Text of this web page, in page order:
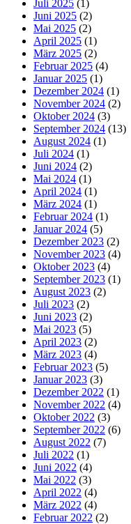
Juli 2025 (1)
Juni 2025 (2)
Mai 2025 (2)
April 2025 (1)
März 2025 (2)
Februar 2025 (4)
Januar 2025 (1)
Dezember 2024 (1)
November 2024 (2)
Oktober 2024 (3)
September 2024 (13)
August 2024 (1)
Juli 2024 (1)
Juni 2024 (2)
Mai 2024 (1)
April 2024 (1)
März 2024 (1)
Februar 2024 (1)
Januar 2024 (5)
Dezember 2023 (2)
November 2023 (4)
Oktober 2023 (4)
September 2023 (1)
August 2023 (2)
Juli 2023 (2)
Juni 2023 (2)
Mai 2023 (5)
April 2023 (2)
März 2023 (4)
Februar 2023 (5)
Januar 2023 (3)
Dezember 2022 (1)
November 2022 (4)
Oktober 2022 (3)
September 2022 (6)
August 2022 (7)
Juli 2022 (1)
Juni 2022 (4)
Mai 2022 (3)
April 2022 (4)
März 2022 (4)
Februar 2022 (2)